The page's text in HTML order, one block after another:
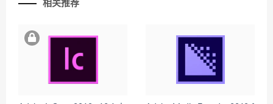
相关推荐